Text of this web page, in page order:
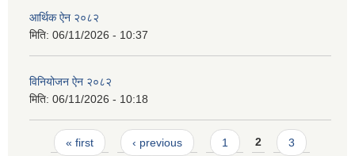
आर्थिक ऐन २०८२
मिति: 06/11/2026 - 10:37
विनियोजन ऐन २०८२
मिति: 06/11/2026 - 10:18
Pages
« first ‹ previous 1 2 3